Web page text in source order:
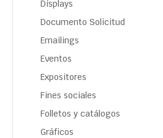
Displays
Documento Solicitud
Emailings
Eventos
Expositores
Fines sociales
Folletos y catálogos
Gráficos